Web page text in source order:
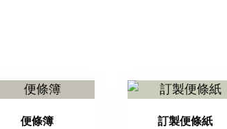
便條簿 訂製便條紙